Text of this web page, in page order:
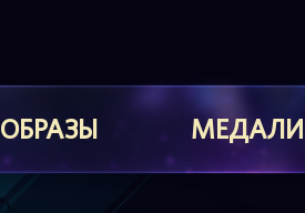
ОБРАЗЫ МЕДАЛИ